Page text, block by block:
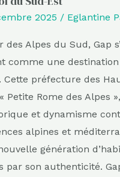
2025 / Eglantine
Alpes du Sud, Gap
comme une destination
préfecture des
Petite Rome des Alpes
et dynamisme
alpines et
génération
par son authenticité.